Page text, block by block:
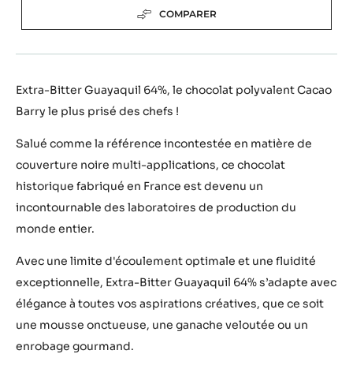
COMPARER
Extra-Bitter Guayaquil 64%, le chocolat polyvalent Cacao
Barry le plus prisé des chefs !
Salué comme la référence incontestée en matière de
couverture noire multi-applications, ce chocolat
historique fabriqué en France est devenu un
incontournable des laboratoires de production du
monde entier.
Avec une limite d'écoulement optimale et une fluidité
exceptionnelle, Extra-Bitter Guayaquil 64% s’adapte avec
élégance à toutes vos aspirations créatives, que ce soit
une mousse onctueuse, une ganache veloutée ou un
enrobage gourmand.